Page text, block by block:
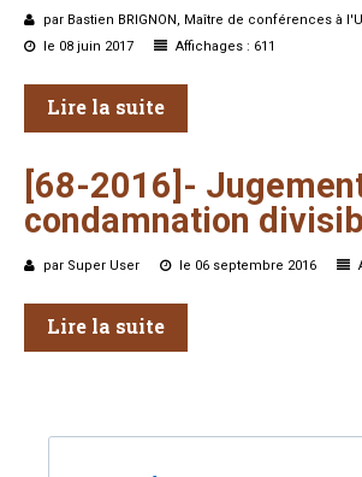
par Bastien BRIGNON, Maître de conférences à
le 08 juin 2017
Affichages : 611
Lire la suite
[68-2016]-
condamnation
par Super User le 06 septembre 2016
Lire la suite